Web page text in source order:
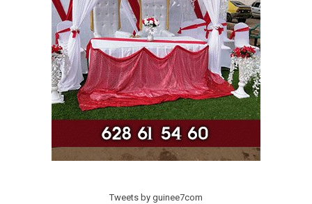
Tweets by guinee7com